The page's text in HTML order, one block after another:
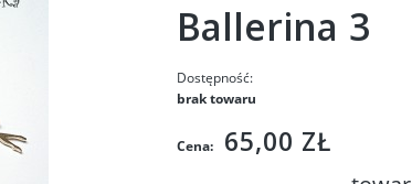
Ballerina 3
Dostępność:
brak towaru
Cena: 65,00 ZŁ